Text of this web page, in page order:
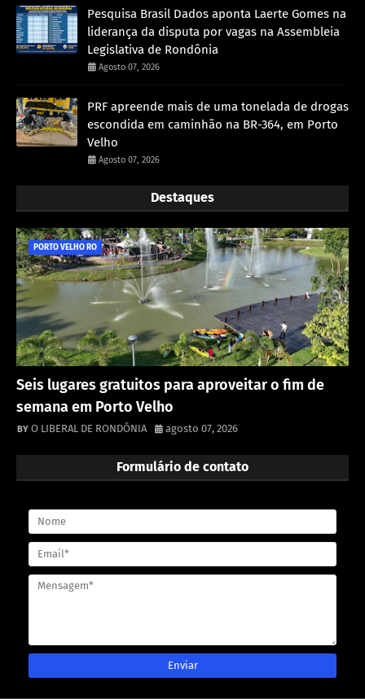
Pesquisa Brasil Dados aponta Laerte Gomes na
liderança da disputa por vagas na Assembleia
Legislativa de Rondônia
Agosto 07, 2026
PRF apreende mais de uma tonelada de drogas
escondida em caminhão na BR-364, em Porto
Velho
Agosto 07, 2026
Destaques
PORTO VELHO RO
Seis lugares gratuitos para aproveitar o fim de
semana em Porto Velho
O LIBERAL DE RONDÔNIA agosto 07, 2026
Formulário de contato